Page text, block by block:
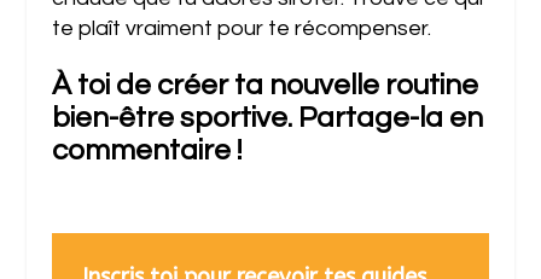
te plaît vraiment pour te récompenser.
À toi de créer ta nouvelle routine
bien-être sportive. Partage-la en
commentaire !